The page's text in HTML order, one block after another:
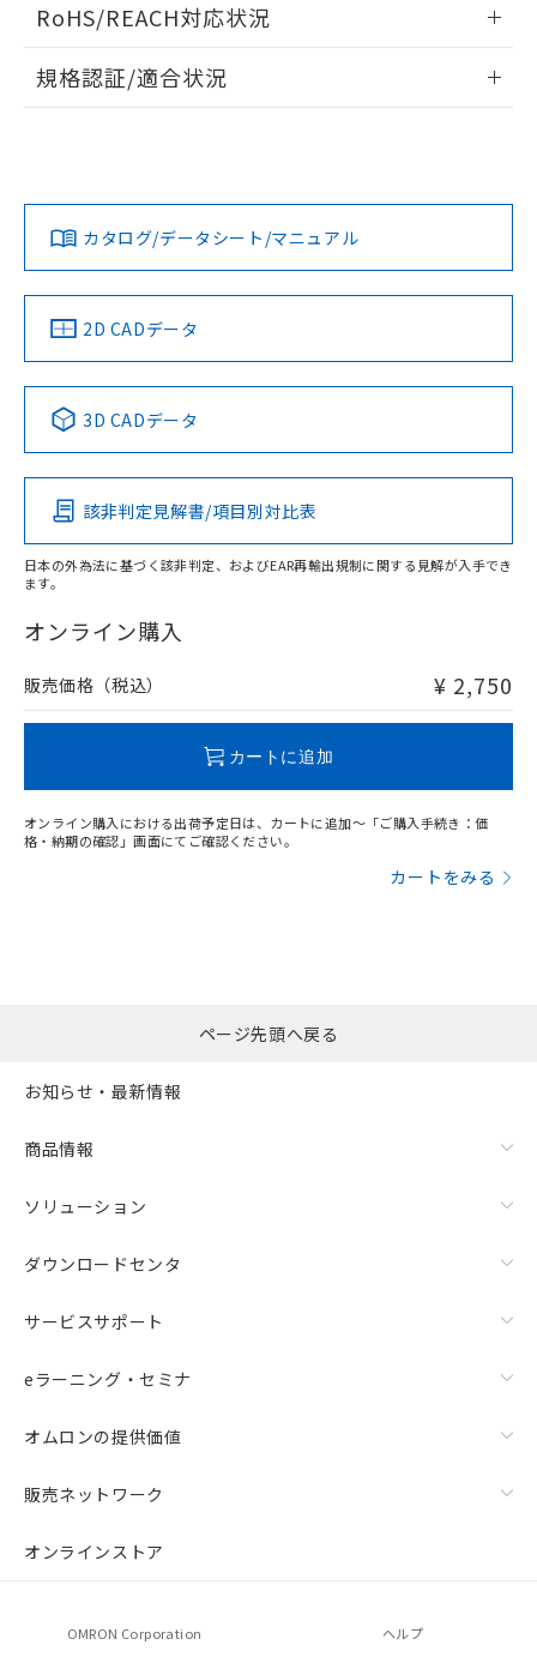
ドすることができます。
ログイン/会員登録
ダウンロードデータをご利用いただく前に、以下を必ずお読
みください。
ソフトウェアの使用条件
RoHS/REACH対応状況
EU RoHS 注意事項・凡例
対応済み
中国 RoHS 注意事項・凡例
Pb Hg Cd Cr(VI)
O
在庫等で未対応品が混在する可能性があります。
問い合わせください。
規格認証/適合状況
カタログ/データシート/マニュアル
2D CADデータ
3D CADデータ
該非判定見解書/項目別対比表
日本の外為法に基づく該非判定、およびEAR再輸出規制に関する見解が入手でき
ます。
オンライン購入
販売価格（税込） ¥ 2,750
カートに追加
オンライン購入における出荷予定日は、カートに追加～「ご購入手続き：価
格・納期の確認」画面にてご確認ください。
カートをみる
また、RoHS指令のフタル酸エステル類４
物質の対応では、対応完了までの期間は出
荷製品に未対応品が混在することから備考
欄に対応日を記載しておりました。
す。
ページ先頭へ戻る
お知らせ・最新情報
商品情報
ソリューション
ダウンロードセンタ
サービスサポート
eラーニング・セミナ
オムロンの提供価値
販売ネットワーク
オンラインストア
OMRON Corporation ヘルプ